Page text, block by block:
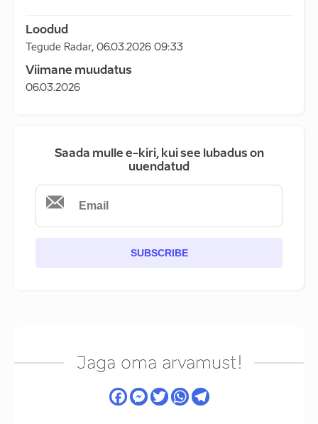
Loodud
Tegude Radar, 06.03.2026 09:33
Viimane muudatus
06.03.2026
Saada mulle e-kiri, kui see lubadus on
uuendatud
SUBSCRIBE
Jaga oma arvamust!